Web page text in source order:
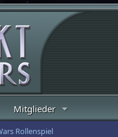
Mitglieder
Rollenspiel